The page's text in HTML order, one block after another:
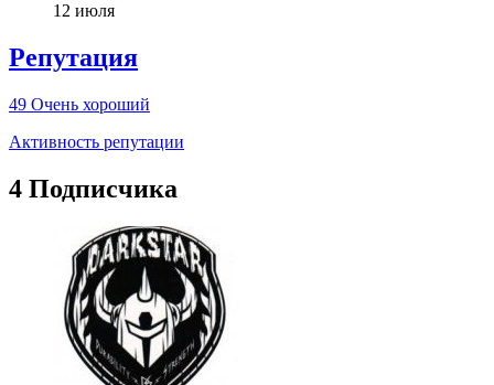
12 июля
Репутация
49 Очень хороший
Активность репутации
4 Подписчика